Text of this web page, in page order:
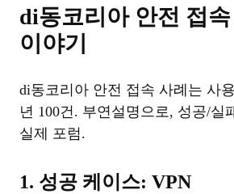
di동코리아 안전 접속
이야기
di동코리아 안전 접속 사례는 사
년 100건. 부연설명으로, 성공/실
실제 포럼.
1. 성공 케이스: VPN